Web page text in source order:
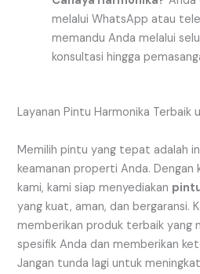
melalui WhatsApp atau
memandu Anda melalui
konsultasi hingga
Layanan Pintu Harmonika Terbaik
Memilih pintu yang tepat adalah
keamanan properti Anda. Dengan
kami, kami siap menyediakan
yang kuat, aman, dan bergaransi.
memberikan produk terbaik yang
spesifik Anda dan memberikan
Jangan tunda lagi untuk